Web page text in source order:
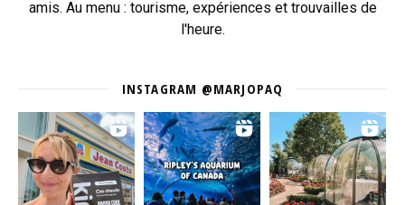
amis. Au menu : tourisme, expériences et trouvailles de
l'heure.
INSTAGRAM @MARJOPAQ